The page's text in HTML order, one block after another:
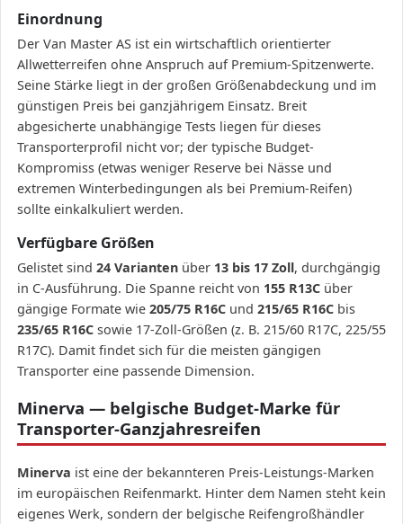
Einordnung
Der Van Master AS ist ein wirtschaftlich orientierter
Allwetterreifen ohne Anspruch auf Premium-Spitzenwerte.
Seine Stärke liegt in der großen Größenabdeckung und im
günstigen Preis bei ganzjährigem Einsatz. Breit
abgesicherte unabhängige Tests liegen für dieses
Transporterprofil nicht vor; der typische Budget-
Kompromiss (etwas weniger Reserve bei Nässe und
extremen Winterbedingungen als bei Premium-Reifen)
sollte einkalkuliert werden.
Verfügbare Größen
Gelistet sind 24 Varianten über 13 bis 17 Zoll, durchgängig
in C-Ausführung. Die Spanne reicht von 155 R13C über
gängige Formate wie 205/75 R16C und 215/65 R16C bis
235/65 R16C sowie 17-Zoll-Größen (z. B. 215/60 R17C, 225/55
R17C). Damit findet sich für die meisten gängigen
Transporter eine passende Dimension.
Minerva — belgische Budget-Marke für
Transporter-Ganzjahresreifen
Minerva ist eine der bekannteren Preis-Leistungs-Marken
im europäischen Reifenmarkt. Hinter dem Namen steht kein
eigenes Werk, sondern der belgische Reifengroßhändler